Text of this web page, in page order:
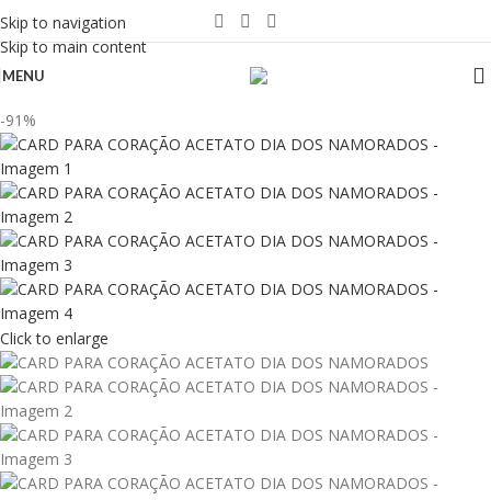
Skip to navigation
Skip to main content
MENU
-91%
Click to enlarge